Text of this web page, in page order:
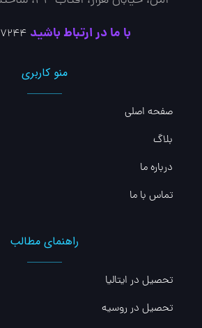
با ما در ارتباط باشید
منو کاربری
صفحه اصلی
بلاگ
درباره ما
تماس با ما
راهنمای مطالب
تحصیل در ایتالیا
تحصیل در روسیه